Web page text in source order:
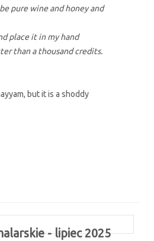
pure wine and honey and
place it in my hand
than a thousand credits.
but it is a shoddy
- lipiec 2025